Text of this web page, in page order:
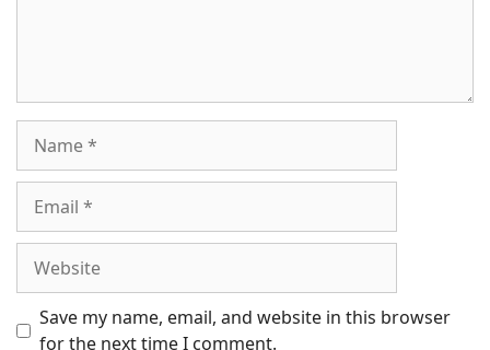
Save my name, email, and website in this browser
for the next time I comment.